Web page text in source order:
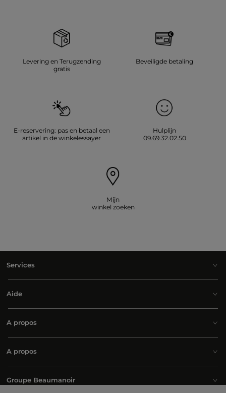
Levering en Terugzending
gratis
Beveiligde betaling
E-reservering: pas en betaal een
artikel in de winkelessayer
Hulplijn
09.69.32.02.50
Mijn
winkel zoeken
Services
Aide
A propos
A propos
Groupe Beaumanoir